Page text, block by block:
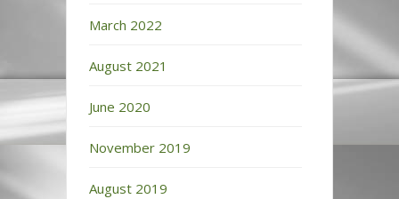
March 2022
August 2021
June 2020
November 2019
August 2019